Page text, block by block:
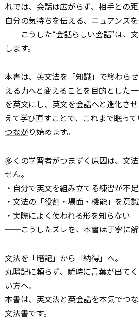
れでは、会話は広がらず、相手との距
自分の気持ちを伝える、ニュアンス
──こうした“会話らしい会話”は、
します。
本書は、英文法を「知識」で終わら
える力へと変えることを目的とした
を英文にし、英文を会話へと進化さ
えて学び直すことで、これまで眠っ
つながり始めます。
多くの学習者がつまずく原因は、文
せん。
・自分で英文を組み立てる練習が不
・文法の「役割・場面・機能」を意
・実際によく使われる形を知らない
──こうしたズレを、本書は丁寧に解
文法を「暗記」から「納得」へ。
丸暗記に頼らず、瞬時に言葉が出て
い方へ。
本書は、英文法と英会話を本気でつ
文法書です。